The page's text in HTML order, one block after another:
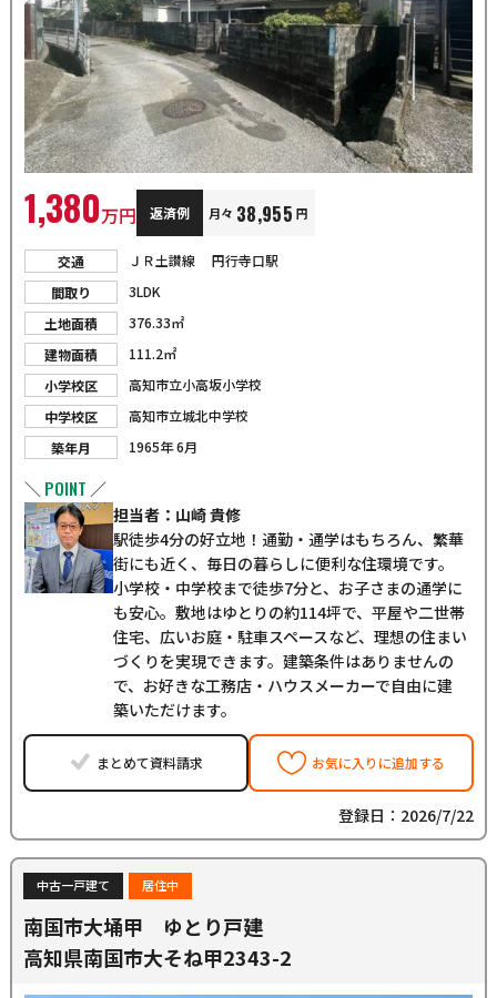
1,380万円 返済例 月々 38,955 円
交通
ＪＲ土讃線 円行寺口駅
間取り
3LDK
土地面積
376.33㎡
建物面積
111.2㎡
小学校区
高知市立小高坂小学校
中学校区
高知市立城北中学校
築年月
1965年 6月
＼ POINT ／
担当者：山崎 貴修
駅徒歩4分の好立地！通勤・通学はもちろん、繁華
街にも近く、毎日の暮らしに便利な住環境です。
小学校・中学校まで徒歩7分と、お子さまの通学に
も安心。敷地はゆとりの約114坪で、平屋や二世帯
住宅、広いお庭・駐車スペースなど、理想の住まい
づくりを実現できます。建築条件はありませんの
で、お好きな工務店・ハウスメーカーで自由に建
築いただけます。
まとめて資料請求 お気に入りに追加する
登録日：2026/7/22
中古一戸建て 居住中
南国市大埇甲 ゆとり戸建
高知県南国市大そね甲2343-2